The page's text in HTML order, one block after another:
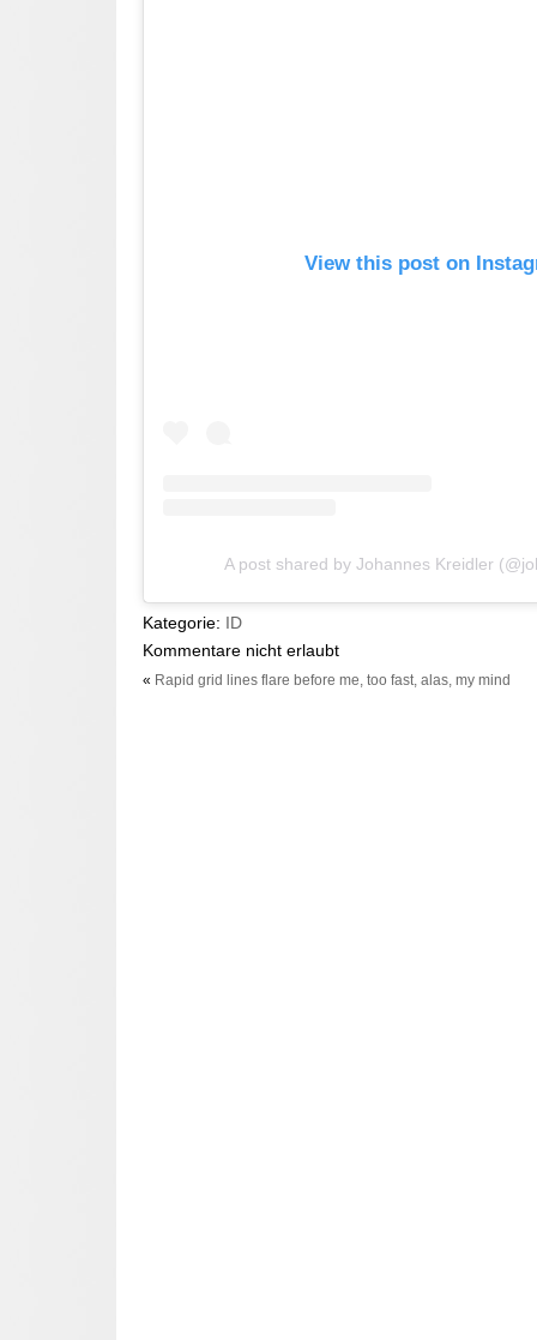
View this post on
A post shared by Johannes Kreidler
Kategorie:
ID
Kommentare nicht erlaubt
« Rapid grid lines flare before me, too fast, alas, my mind